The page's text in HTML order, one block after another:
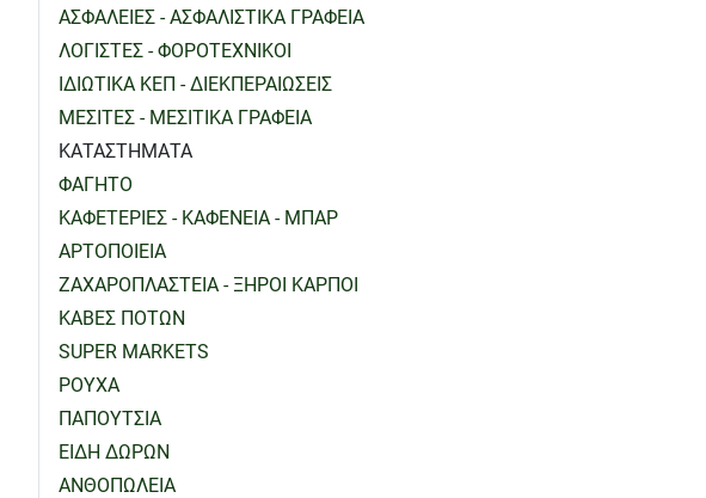
ΑΣΦΑΛΕΙΕΣ - ΑΣΦΑΛΙΣΤΙΚΑ ΓΡΑΦΕΙΑ
ΛΟΓΙΣΤΕΣ - ΦΟΡΟΤΕΧΝΙΚΟΙ
ΙΔΙΩΤΙΚΑ ΚΕΠ - ΔΙΕΚΠΕΡΑΙΩΣΕΙΣ
ΜΕΣΙΤΕΣ - ΜΕΣΙΤΙΚΑ ΓΡΑΦΕΙΑ
ΚΑΤΑΣΤΗΜΑΤΑ
ΦΑΓΗΤΟ
ΚΑΦΕΤΕΡΙΕΣ - ΚΑΦΕΝΕΙΑ - ΜΠΑΡ
ΑΡΤΟΠΟΙΕΙΑ
ΖΑΧΑΡΟΠΛΑΣΤΕΙΑ - ΞΗΡΟΙ ΚΑΡΠΟΙ
ΚΑΒΕΣ ΠΟΤΩΝ
SUPER MARKETS
ΡΟΥΧΑ
ΠΑΠΟΥΤΣΙΑ
ΕΙΔΗ ΔΩΡΩΝ
ΑΝΘΟΠΩΛΕΙΑ